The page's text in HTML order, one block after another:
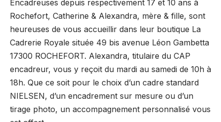
Encadreuses depuis respectivement 17 et 10 ans à
Rochefort, Catherine & Alexandra, mère & fille, sont
heureuses de vous accueillir dans leur boutique La
Cadrerie Royale située 49 bis avenue Léon Gambetta
17300 ROCHEFORT. Alexandra, titulaire du CAP
encadreur, vous y reçoit du mardi au samedi de 10h à
18h. Que ce soit pour le choix d’un cadre standard
NIELSEN, d’un encadrement sur mesure ou d’un
tirage photo, un accompagnement personnalisé vous